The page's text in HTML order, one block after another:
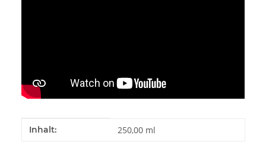
Produkteigenschaft
Wert
Inhalt: 250,00 ml